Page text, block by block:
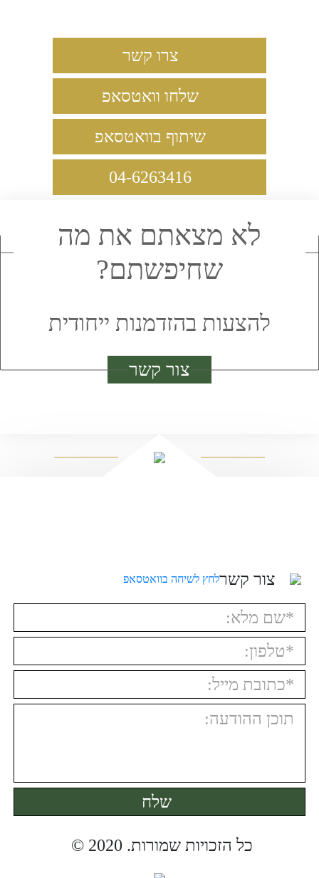
צרו קשר
שלחו וואטסאפ
שיתוף בוואטסאפ
לא מצאתם את מה
שחיפשתם?
להצעות בהזדמנות ייחודית
צור קשר
צור קשרלחץ לשיחה בוואטסאפ
כל הזכויות שמורות. 2020 © ️